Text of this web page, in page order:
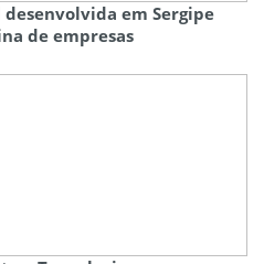
em Sergipe
de empresas